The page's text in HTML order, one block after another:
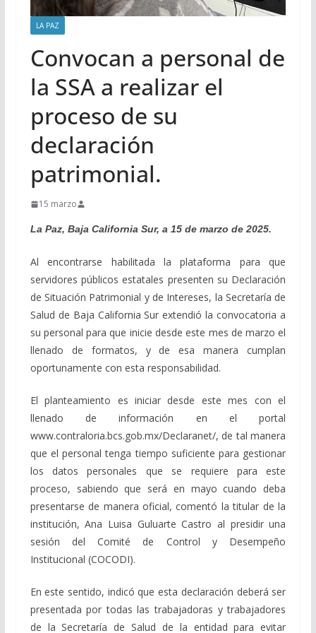
LA PAZ
Convocan a personal de
la SSA a realizar el
proceso de su
declaración
patrimonial.
15 marzo
La Paz, Baja California Sur, a 15 de marzo de 2025.
Al encontrarse habilitada la plataforma para que
servidores públicos estatales presenten su Declaración
de Situación Patrimonial y de Intereses, la Secretaría de
Salud de Baja California Sur extendió la convocatoria a
su personal para que inicie desde este mes de marzo el
llenado de formatos, y de esa manera cumplan
oportunamente con esta responsabilidad.
El planteamiento es iniciar desde este mes con el
llenado de información en el portal
www.contraloria.bcs.gob.mx/Declaranet/, de tal manera
que el personal tenga tiempo suficiente para gestionar
los datos personales que se requiere para este
proceso, sabiendo que será en mayo cuando deba
presentarse de manera oficial, comentó la titular de la
institución, Ana Luisa Guluarte Castro al presidir una
sesión del Comité de Control y Desempeño
Institucional (COCODI).
En este sentido, indicó que esta declaración deberá ser
presentada por todas las trabajadoras y trabajadores
de la Secretaría de Salud de la entidad para evitar